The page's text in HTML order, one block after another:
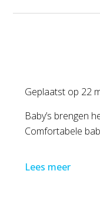
Geplaatst op 22
Baby’s brengen
Comfortabele
Lees meer